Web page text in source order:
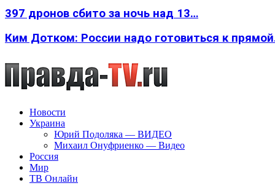
397 дронов сбито за ночь над 13…
Ким Дотком: России надо готовиться к
Новости
Украина
Юрий Подоляка — ВИДЕО
Михаил Онуфриенко — Видео
Россия
Мир
ТВ Онлайн